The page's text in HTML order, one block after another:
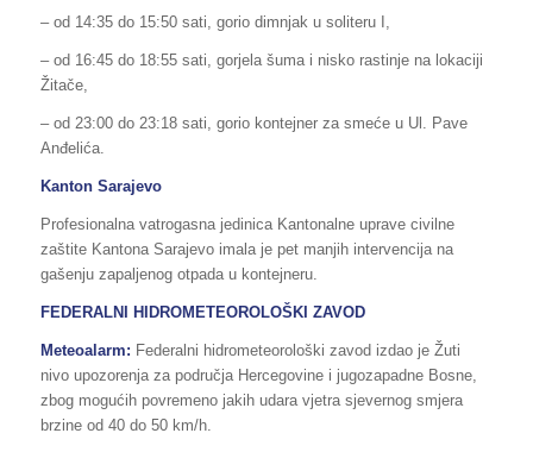
– od 14:35 do 15:50 sati, gorio dimnjak u soliteru I,
– od 16:45 do 18:55 sati, gorjela šuma i nisko rastinje na lokaciji
Žitače,
– od 23:00 do 23:18 sati, gorio kontejner za smeće u Ul. Pave
Anđelića.
Kanton Sarajevo
Profesionalna vatrogasna jedinica Kantonalne uprave civilne
zaštite Kantona Sarajevo imala je pet manjih intervencija na
gašenju zapaljenog otpada u kontejneru.
FEDERALNI HIDROMETEOROLOŠKI ZAVOD
Meteoalarm: Federalni hidrometeorološki zavod izdao je Žuti
nivo upozorenja za područja Hercegovine i jugozapadne Bosne,
zbog mogućih povremeno jakih udara vjetra sjevernog smjera
brzine od 40 do 50 km/h.